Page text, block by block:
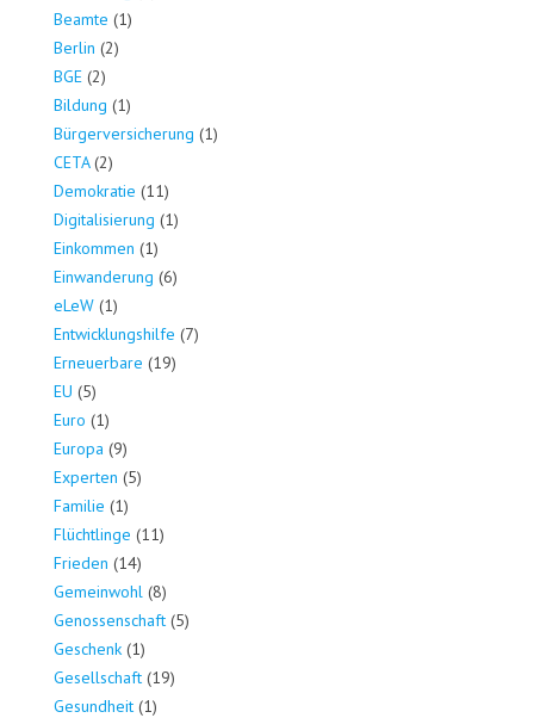
Beamte (1)
Berlin (2)
BGE (2)
Bildung (1)
Bürgerversicherung (1)
CETA(2)
Demokratie (11)
Digitalisierung (1)
Einkommen (1)
Einwanderung (6)
eLeW (1)
Entwicklungshilfe (7)
Erneuerbare (19)
EU (5)
Euro (1)
Europa (9)
Experten (5)
Familie (1)
Flüchtlinge (11)
Frieden (14)
Gemeinwohl (8)
Genossenschaft (5)
Geschenk (1)
Gesellschaft (19)
Gesundheit (1)